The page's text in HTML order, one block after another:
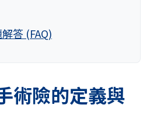
答 (FAQ)
術險的定義與